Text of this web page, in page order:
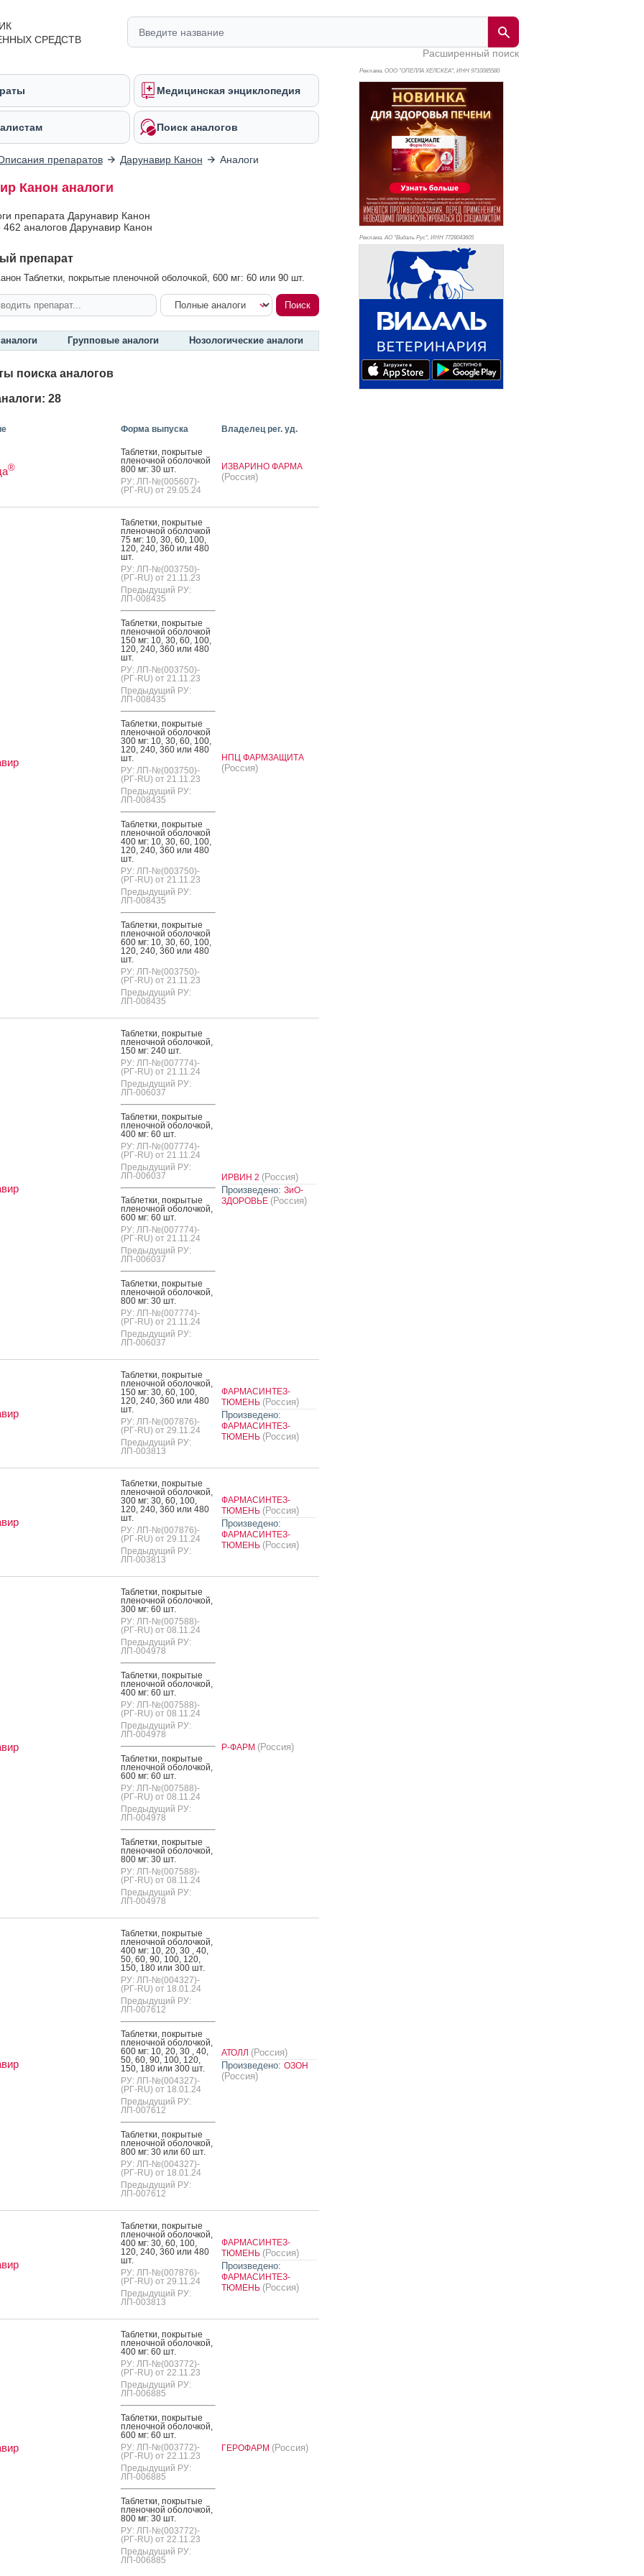
СРЕДСТВ
Расширенный поиск
Медицинская энциклопедия
Поиск аналогов
препаратов Дарунавир Канон Аналоги
Канон аналоги
препарата Дарунавир Канон
462 аналогов Дарунавир Канон
препарат
Таблетки, покрытые пленочной оболочкой, 600 мг: 60 или 90 шт.
Групповые аналоги Нозологические аналоги
поиска аналогов
28
Форма выпуска Владелец рег. уд.
®
Таб­летки, пок­ры­тые
пле­ноч­ной обо­лоч­кой
800 мг: 30 шт.
РУ: ЛП-№(005607)-
(РГ-RU) от 29.05.24
ИЗВАРИНО ФАРМА
(Россия)
Таб­летки, пок­ры­тые
пле­ноч­ной обо­лоч­кой
75 мг: 10, 30, 60, 100,
120, 240, 360 или 480
шт.
РУ: ЛП-№(003750)-
(РГ-RU) от 21.11.23
Предыдущий РУ:
ЛП-008435
Таб­летки, пок­ры­тые
пле­ноч­ной обо­лоч­кой
150 мг: 10, 30, 60, 100,
120, 240, 360 или 480
шт.
РУ: ЛП-№(003750)-
(РГ-RU) от 21.11.23
Предыдущий РУ:
ЛП-008435
Таб­летки, пок­ры­тые
пле­ноч­ной обо­лоч­кой
300 мг: 10, 30, 60, 100,
120, 240, 360 или 480
шт.
РУ: ЛП-№(003750)-
(РГ-RU) от 21.11.23
Предыдущий РУ:
ЛП-008435
Таб­летки, пок­ры­тые
пле­ноч­ной обо­лоч­кой
400 мг: 10, 30, 60, 100,
120, 240, 360 или 480
шт.
РУ: ЛП-№(003750)-
(РГ-RU) от 21.11.23
Предыдущий РУ:
ЛП-008435
Таб­летки, пок­ры­тые
пле­ноч­ной обо­лоч­кой
600 мг: 10, 30, 60, 100,
120, 240, 360 или 480
шт.
РУ: ЛП-№(003750)-
(РГ-RU) от 21.11.23
Предыдущий РУ:
ЛП-008435
НПЦ ФАРМЗАЩИТА
(Россия)
Таб­летки, пок­ры­тые
пле­ноч­ной обо­лоч­кой,
150 мг: 240 шт.
РУ: ЛП-№(007774)-
(РГ-RU) от 21.11.24
Предыдущий РУ:
ЛП-006037
Таб­летки, пок­ры­тые
пле­ноч­ной обо­лоч­кой,
400 мг: 60 шт.
РУ: ЛП-№(007774)-
(РГ-RU) от 21.11.24
Предыдущий РУ:
ЛП-006037
Таб­летки, пок­ры­тые
пле­ноч­ной обо­лоч­кой,
600 мг: 60 шт.
РУ: ЛП-№(007774)-
(РГ-RU) от 21.11.24
Предыдущий РУ:
ЛП-006037
Таб­летки, пок­ры­тые
пле­ноч­ной обо­лоч­кой,
800 мг: 30 шт.
РУ: ЛП-№(007774)-
(РГ-RU) от 21.11.24
Предыдущий РУ:
ЛП-006037
ИРВИН 2 (Россия)
Произведено: ЗиО-
ЗДОРОВЬЕ (Россия)
Таб­летки, пок­ры­тые
пле­ноч­ной обо­лоч­кой,
150 мг: 30, 60, 100,
120, 240, 360 или 480
шт.
РУ: ЛП-№(007876)-
(РГ-RU) от 29.11.24
Предыдущий РУ:
ЛП-003813
ФАРМАСИНТЕЗ-
ТЮМЕНЬ (Россия)
Произведено:
ФАРМАСИНТЕЗ-
ТЮМЕНЬ (Россия)
Таб­летки, пок­ры­тые
пле­ноч­ной обо­лоч­кой,
300 мг: 30, 60, 100,
120, 240, 360 или 480
шт.
РУ: ЛП-№(007876)-
(РГ-RU) от 29.11.24
Предыдущий РУ:
ЛП-003813
ФАРМАСИНТЕЗ-
ТЮМЕНЬ (Россия)
Произведено:
ФАРМАСИНТЕЗ-
ТЮМЕНЬ (Россия)
Таб­летки, пок­ры­тые
пле­ноч­ной обо­лоч­кой,
300 мг: 60 шт.
РУ: ЛП-№(007588)-
(РГ-RU) от 08.11.24
Предыдущий РУ:
ЛП-004978
Таб­летки, пок­ры­тые
пле­ноч­ной обо­лоч­кой,
400 мг: 60 шт.
РУ: ЛП-№(007588)-
(РГ-RU) от 08.11.24
Предыдущий РУ:
ЛП-004978
Таб­летки, пок­ры­тые
пле­ноч­ной обо­лоч­кой,
600 мг: 60 шт.
РУ: ЛП-№(007588)-
(РГ-RU) от 08.11.24
Предыдущий РУ:
ЛП-004978
Таб­летки, пок­ры­тые
пле­ноч­ной обо­лоч­кой,
800 мг: 30 шт.
РУ: ЛП-№(007588)-
(РГ-RU) от 08.11.24
Предыдущий РУ:
ЛП-004978
Р-ФАРМ (Россия)
Таб­летки, пок­ры­тые
пле­ноч­ной обо­лоч­кой,
400 мг: 10, 20, 30 , 40,
50, 60, 90, 100, 120,
150, 180 или 300 шт.
РУ: ЛП-№(004327)-
(РГ-RU) от 18.01.24
Предыдущий РУ:
ЛП-007612
Таб­летки, пок­ры­тые
пле­ноч­ной обо­лоч­кой,
600 мг: 10, 20, 30 , 40,
50, 60, 90, 100, 120,
150, 180 или 300 шт.
РУ: ЛП-№(004327)-
(РГ-RU) от 18.01.24
Предыдущий РУ:
ЛП-007612
Таб­летки, пок­ры­тые
пле­ноч­ной обо­лоч­кой,
800 мг: 30 или 60 шт.
РУ: ЛП-№(004327)-
(РГ-RU) от 18.01.24
Предыдущий РУ:
ЛП-007612
АТОЛЛ (Россия)
Произведено: ОЗОН
(Россия)
Таб­летки, пок­ры­тые
пле­ноч­ной обо­лоч­кой,
400 мг: 30, 60, 100,
120, 240, 360 или 480
шт.
РУ: ЛП-№(007876)-
(РГ-RU) от 29.11.24
Предыдущий РУ:
ЛП-003813
ФАРМАСИНТЕЗ-
ТЮМЕНЬ (Россия)
Произведено:
ФАРМАСИНТЕЗ-
ТЮМЕНЬ (Россия)
Таб­летки, пок­ры­тые
пле­ноч­ной обо­лоч­кой,
400 мг: 60 шт.
РУ: ЛП-№(003772)-
(РГ-RU) от 22.11.23
Предыдущий РУ:
ЛП-006885
Таб­летки, пок­ры­тые
пле­ноч­ной обо­лоч­кой,
600 мг: 60 шт.
РУ: ЛП-№(003772)-
(РГ-RU) от 22.11.23
Предыдущий РУ:
ЛП-006885
Таб­летки, пок­ры­тые
пле­ноч­ной обо­лоч­кой,
800 мг: 30 шт.
РУ: ЛП-№(003772)-
(РГ-RU) от 22.11.23
Предыдущий РУ:
ЛП-006885
ГЕРОФАРМ (Россия)
Реклама. ООО "ОПЕЛЛА ХЕЛСКЕА", ИНН 9710085580
Реклама. АО "Видаль Рус", ИНН 7728043605